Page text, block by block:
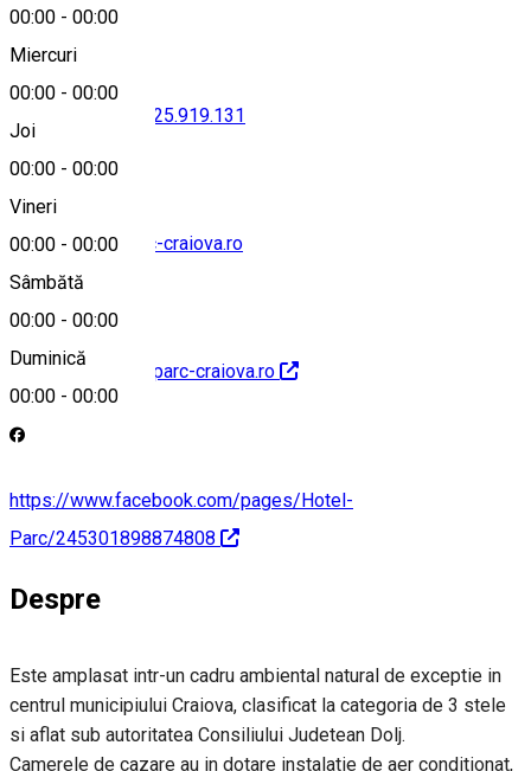
00:00 - 00:00
Miercuri
00:00 - 00:00
Joi
00:00 - 00:00
Vineri
00:00 - 00:00
Sâmbătă
00:00 - 00:00
Duminică
00:00 - 00:00
0725.919.131
office@hotel-parc-craiova.ro
http://www.hotel-parc-craiova.ro
https://www.facebook.com/pages/Hotel-
Parc/245301898874808
Despre
Este amplasat intr-un cadru ambiental natural de exceptie in
centrul municipiului Craiova, clasificat la categoria de 3 stele
si aflat sub autoritatea Consiliului Judetean Dolj.
Camerele de cazare au in dotare instalatie de aer conditionat,